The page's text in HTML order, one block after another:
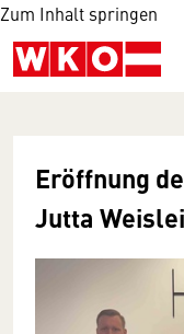
Zum Inhalt springen
Eröffnung
Jutta